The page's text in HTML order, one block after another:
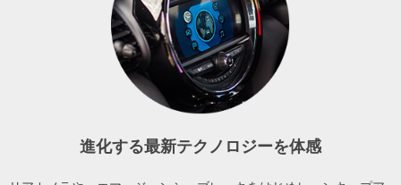
進化する最新テクノロジーを体感